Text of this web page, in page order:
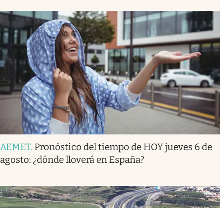
AEMET. Pronóstico del tiempo de HOY jueves 6 de
agosto: ¿dónde lloverá en España?